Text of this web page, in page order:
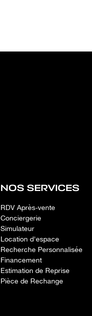
NOS SERVICES
RDV Après-vente
Conciergerie
Simulateur
Location d'espace
Recherche Personnalisée
Financement
Estimation de Reprise
Pièce de Rechange